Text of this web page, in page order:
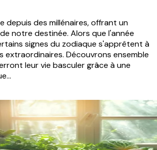
depuis des millénaires, offrant un
notre destinée. Alors que l'année
signes du zodiaque s'apprêtent à
extraordinaires. Découvrons ensemble
leur vie basculer grâce à une